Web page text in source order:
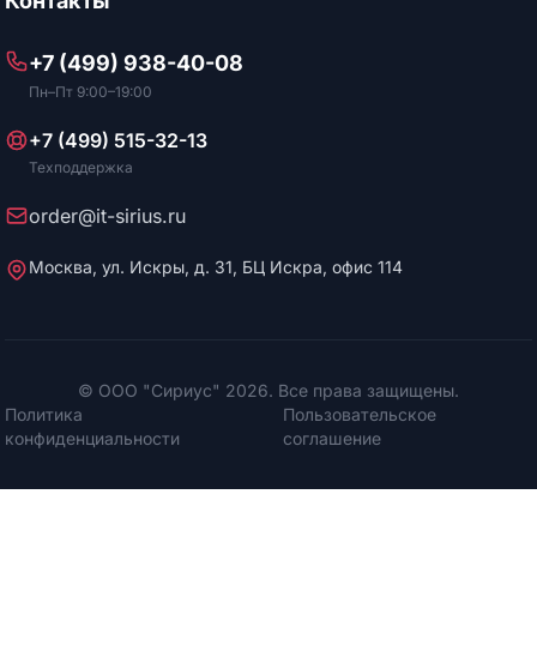
+7 (499) 938-40-08
Пн–Пт 9:00–19:00
+7 (499) 515-32-13
Техподдержка
order@it-sirius.ru
Москва, ул. Искры, д. 31, БЦ Искра, офис 114
© ООО "Сириус" 2026. Все права защищены.
Политика
конфиденциальности
Пользовательское
соглашение